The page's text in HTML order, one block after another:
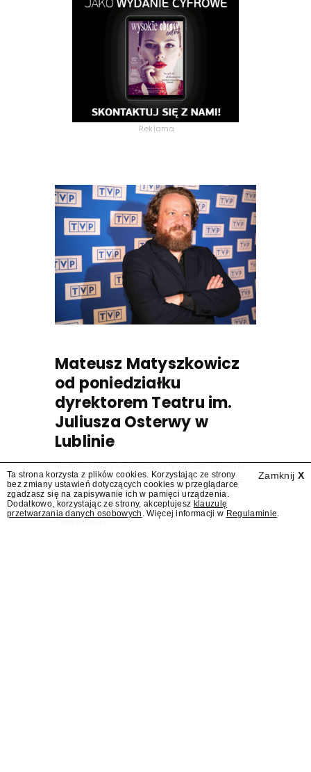
Reklama
Mateusz Matyszkowicz
od poniedziałku
dyrektorem Teatru im.
Juliusza Osterwy w
Lublinie
Mateusz Matyszkowicz, były prezes Telewizji
Polskiej, w poniedziałek 10 sierpnia obejmie
stanowisko dyrektora Teatru im. Juliusza
Osterwy w Lublinie – dowiedział się
"Presserwis".
Zamknij X
Ta strona korzysta z plików cookies. Korzystając ze strony
bez zmiany ustawień dotyczących cookies w przeglądarce
zgadzasz się na zapisywanie ich w pamięci urządzenia.
Dodatkowo, korzystając ze strony, akceptujesz klauzulę
przetwarzania danych osobowych . Więcej informacji w Regulaminie.